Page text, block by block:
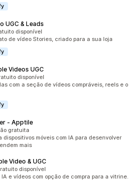
UGC & Leads
disponível
de vídeo Stories, criado para a sua loja
Videos UGC
disponível
com a seção de vídeos compráveis, reels e o
‑ Apptile
gratuita
dispositivos móveis com IA para desenvolver
mais
Video & UGC
disponível
e vídeos com opção de compra para a vitrine.